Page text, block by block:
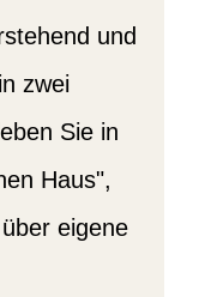
und
zwei
Sie in
Haus",
eigene